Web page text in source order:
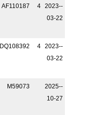
AF110187 4
2023-­
03-22
DQ108392 4
2023-­
03-22
M59073
2025-­
10-27